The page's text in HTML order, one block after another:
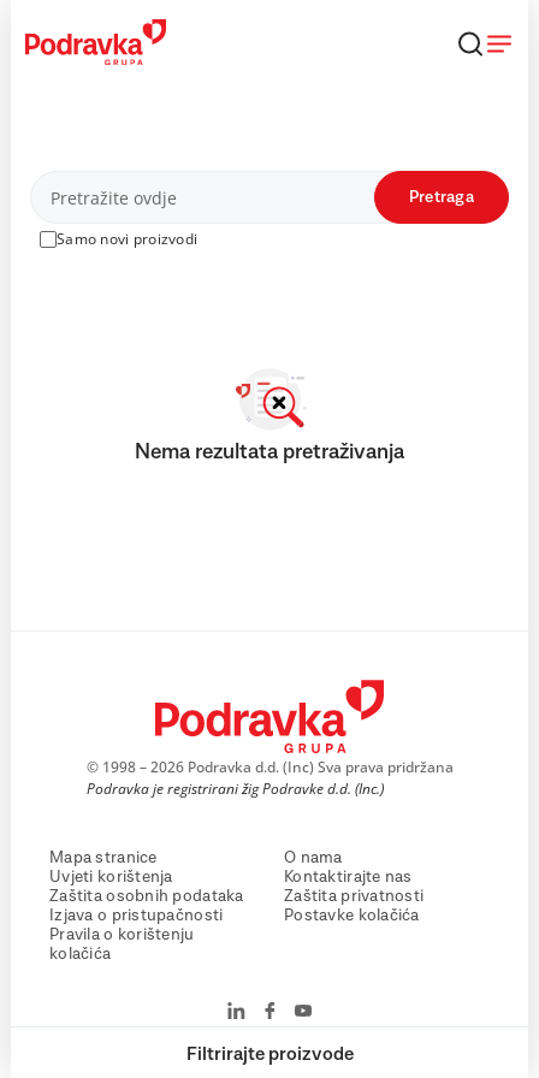
content
Proizvodi
Samo novi proizvodi
Pretraga
Filtrirajte proizvode
Nema rezultata pretraživanja
© 1998 – 2026 Podravka d.d. (Inc) Sva prava pridržana
Podravka je registrirani žig Podravke d.d. (Inc.)
Mapa stranice
Uvjeti korištenja
Zaštita osobnih podataka
Izjava o pristupačnosti
Pravila o korištenju
kolačića
O nama
Kontaktirajte nas
Zaštita privatnosti
Postavke kolačića